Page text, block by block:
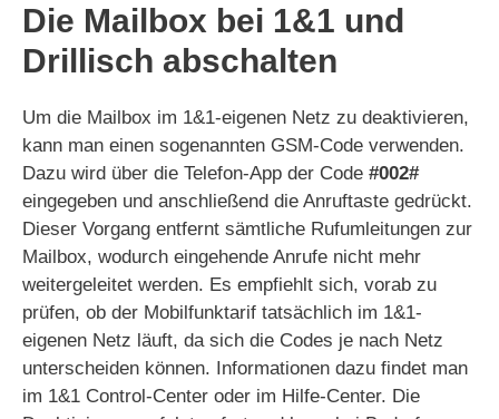
Die Mailbox bei 1&1 und
Drillisch abschalten
Um die Mailbox im 1&1-eigenen Netz zu deaktivieren,
kann man einen sogenannten GSM-Code verwenden.
Dazu wird über die Telefon-App der Code #002#
eingegeben und anschließend die Anruftaste gedrückt.
Dieser Vorgang entfernt sämtliche Rufumleitungen zur
Mailbox, wodurch eingehende Anrufe nicht mehr
weitergeleitet werden. Es empfiehlt sich, vorab zu
prüfen, ob der Mobilfunktarif tatsächlich im 1&1-
eigenen Netz läuft, da sich die Codes je nach Netz
unterscheiden können. Informationen dazu findet man
im 1&1 Control-Center oder im Hilfe-Center. Die